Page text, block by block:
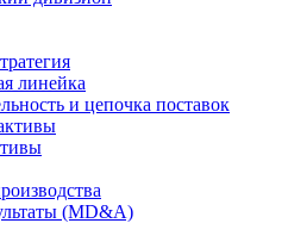
линейка
и цепочка поставок
(MD&A)